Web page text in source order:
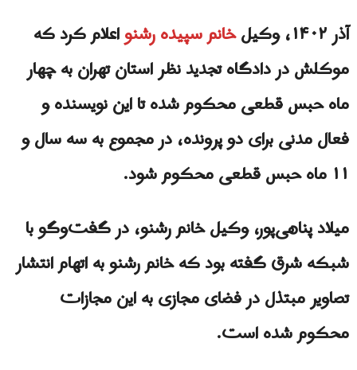
آذر ۱۴۰۲،‌ وکیل
خانم سپیده رشنواعلام کرد که
موکلش در دادگاه تجدید نظر استان تهران به چهار
ماه حبس قطعی محکوم شده تا این نویسنده و
فعال مدنی برای دو پرونده، در مجموع به سه سال و
۱۱ ماه حبس قطعی محکوم شود.
میلاد پناهی‌پور، وکیل خانم رشنو، در گفت‌وگو با
شبکه شرق گفته بود که خانم رشنو به‌ اتهام انتشار
تصاویر مبتذل در فضای مجازی به این مجازات
محکوم شده است.